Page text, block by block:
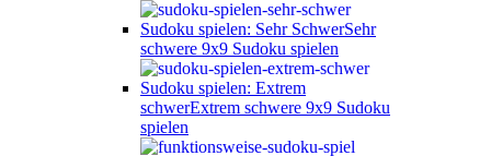
Sudoku spielen: Sehr SchwerSehr
schwere 9x9 Sudoku spielen
Sudoku spielen: Extrem
schwerExtrem schwere 9x9 Sudoku
spielen